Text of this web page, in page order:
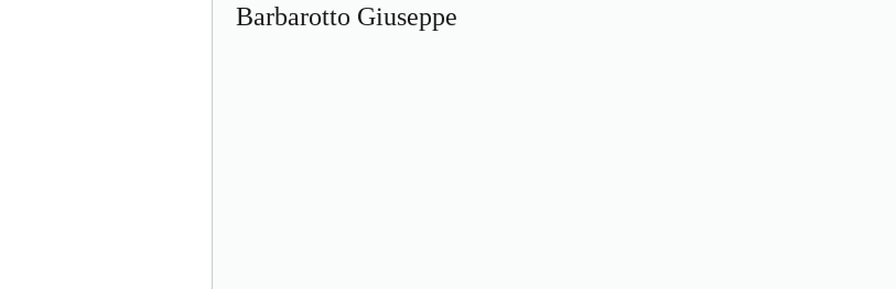
Barbarotto Giuseppe